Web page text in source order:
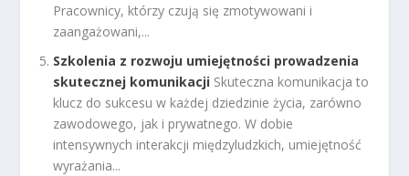
Pracownicy, którzy czują się zmotywowani i
zaangażowani,...
Szkolenia z rozwoju umiejętności prowadzenia
skutecznej komunikacji Skuteczna komunikacja to
klucz do sukcesu w każdej dziedzinie życia, zarówno
zawodowego, jak i prywatnego. W dobie
intensywnych interakcji międzyludzkich, umiejętność
wyrażania...